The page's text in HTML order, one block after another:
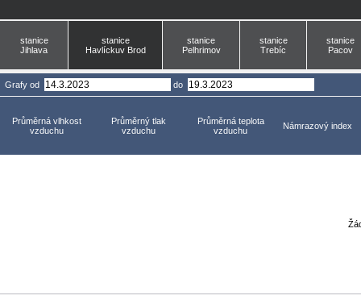
stanice
Jihlava
stanice
Havlíckuv Brod
stanice
Pelhrimov
stanice
Trebíc
stanice
Pacov
Grafy od do
Průměrná vlhkost
vzduchu
Průměrný tlak
vzduchu
Průměrná teplota
vzduchu
Námrazový index